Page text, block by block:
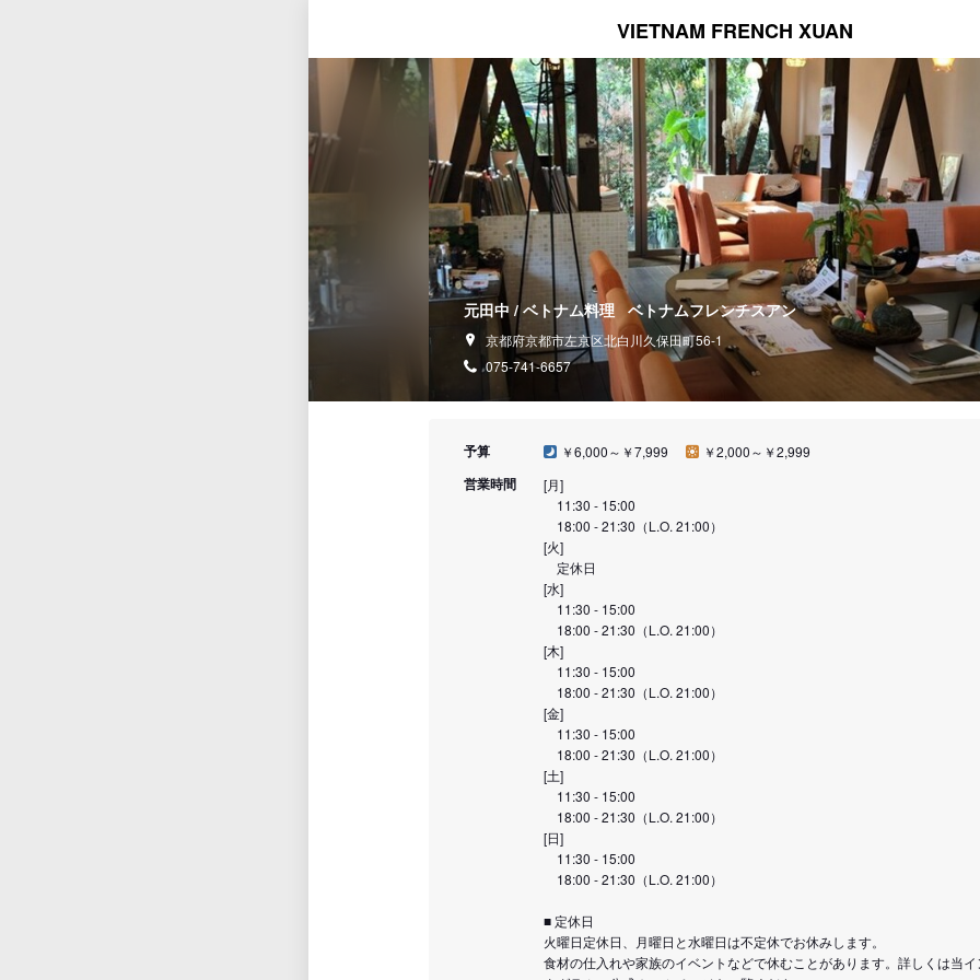
VIETNAM FRENCH XUAN
元田中 / ベトナム料理 ベトナムフレンチスアン
京都府京都市左京区北白川久保田町56-1
075-741-6657
予算 ￥6,000～￥7,999 ￥2,000～￥2,999
営業時間
[月]
11:30 - 15:00
18:00 - 21:30（L.O. 21:00）
[火]
定休日
[水]
11:30 - 15:00
18:00 - 21:30（L.O. 21:00）
[木]
11:30 - 15:00
18:00 - 21:30（L.O. 21:00）
[金]
11:30 - 15:00
18:00 - 21:30（L.O. 21:00）
[土]
11:30 - 15:00
18:00 - 21:30（L.O. 21:00）
[日]
11:30 - 15:00
18:00 - 21:30（L.O. 21:00）
■ 定休日
火曜日定休日、月曜日と水曜日は不定休でお休みします。
食材の仕入れや家族のイベントなどで休むことがあります。詳しくは当イ